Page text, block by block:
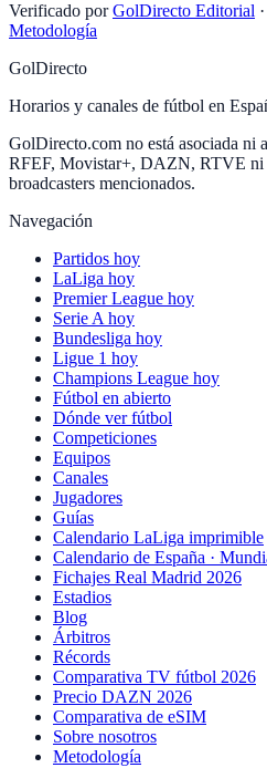
Verificado por GolDirecto Editorial ·
Metodología
GolDirecto
Horarios y canales de fútbol en
GolDirecto.com no está asociada
RFEF, Movistar+, DAZN, RTVE ni
broadcasters mencionados.
Navegación
Partidos hoy
LaLiga hoy
Premier League hoy
Serie A hoy
Bundesliga hoy
Ligue 1 hoy
Champions League hoy
Fútbol en abierto
Dónde ver fútbol
Competiciones
Equipos
Canales
Jugadores
Guías
Calendario LaLiga imprimible
Calendario de España ·
Fichajes Real Madrid 2026
Estadios
Blog
Árbitros
Récords
Comparativa TV fútbol 2026
Precio DAZN 2026
Comparativa de eSIM
Sobre nosotros
Metodología